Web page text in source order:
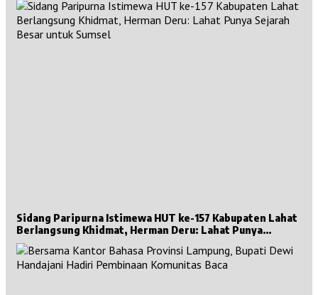
Sidang Paripurna Istimewa HUT ke-157 Kabupaten Lahat
Berlangsung Khidmat, Herman Deru: Lahat Punya
Sejarah Besar untuk Sumsel